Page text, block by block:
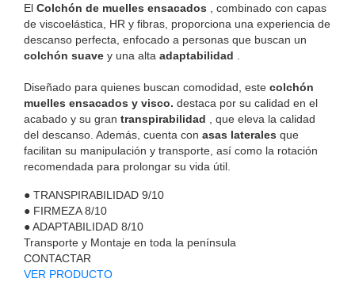
El Colchón de muelles ensacados , combinado con capas
de viscoelástica, HR y fibras, proporciona una experiencia de
descanso perfecta, enfocado a personas que buscan un
colchón suave y una alta adaptabilidad
Diseñado para quienes buscan comodidad, este colchón
muelles ensacados y visco. destaca por su calidad en el
acabado y su gran transpirabilidad
, que eleva la calidad
del descanso. Además, cuenta con asas laterales que
facilitan su manipulación y transporte, así como la rotación
recomendada para prolongar su vida útil.
● TRANSPIRABILIDAD 9/10
● FIRMEZA 8/10
●ADAPTABILIDAD 8/10
Transporte y Montaje en toda la península
CONTACTAR
VER PRODUCTO